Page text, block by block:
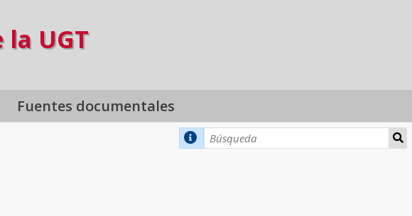
la UGT
Fuentes documentales